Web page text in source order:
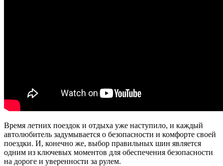
Время летних поездок и отдыха уже наступило, и каждый
автолюбитель задумывается о безопасности и комфорте своей
поездки. И, конечно же, выбор правильных шин является
одним из ключевых моментов для обеспечения безопасности
на дороге и уверенности за рулем.